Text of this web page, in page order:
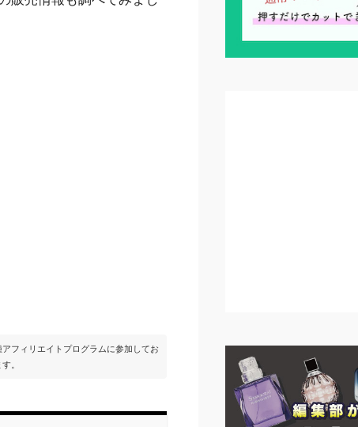
フィリエイトプログラムに参加してお
。